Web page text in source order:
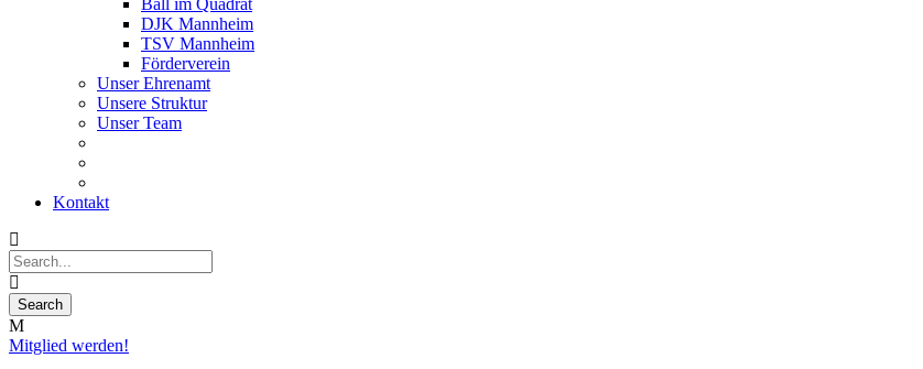
Ball im Quadrat
DJK Mannheim
TSV Mannheim
Förderverein
Unser Ehrenamt
Unsere Struktur
Unser Team
Kontakt
Mitglied werden!